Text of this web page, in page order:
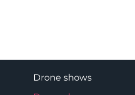
Drone shows